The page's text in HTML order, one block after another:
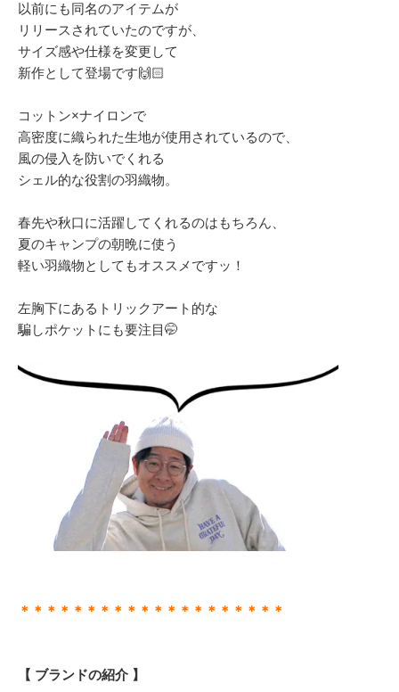
以前にも同名のアイテムが
リリースされていたのですが、
サイズ感や仕様を変更して
新作として登場です🙌🏻
コットン×ナイロンで
高密度に織られた生地が使用されているので、
風の侵入を防いでくれる
シェル的な役割の羽織物。
春先や秋口に活躍してくれるのはもちろん、
夏のキャンプの朝晩に使う
軽い羽織物としてもオススメですッ！
左胸下にあるトリックアート的な
騙しポケットにも要注目🤭
＊＊＊＊＊＊＊＊＊＊＊＊＊＊＊＊＊＊＊＊
【 ブランドの紹介 】